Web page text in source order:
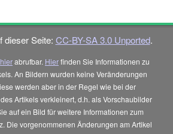
dieser Seite: CC-BY-SA 3.0 Unported.
hierabrufbar. Hierfinden Sie Informationen zu
An Bildern wurden keine Veränderungen
werden aber in der Regel wie bei der
Artikels verkleinert, d.h. als Vorschaubilder
auf ein Bild für weitere Informationen zum
Die vorgenommenen Änderungen am Artikel